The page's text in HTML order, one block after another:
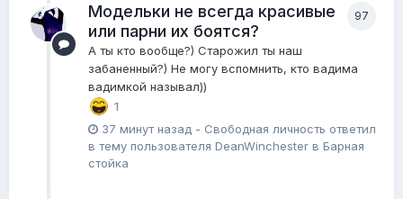
97
Модельки не всегда красивые
или парни их боятся?
А ты кто вообще?) Старожил ты наш
забаненный?) Не могу вспомнить, кто вадима
вадимкой называл))
1
37 минут назад - Свободная личность ответил
в тему пользователя DeanWinchester в Барная
стойка